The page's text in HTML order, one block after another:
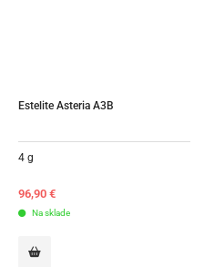
Estelite Asteria A3B
4 g
96,90 €
Na sklade